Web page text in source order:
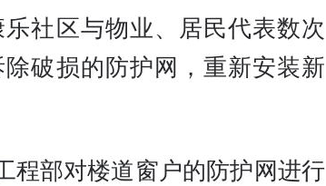
社区与物业、居民代表数次
破损的防护网，重新安装新
程部对楼道窗户的防护网进行